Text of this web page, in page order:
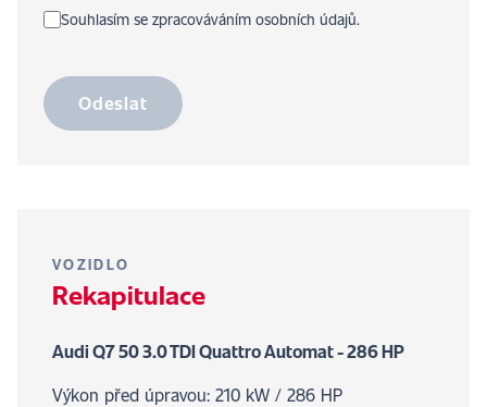
Souhlasím se zpracováváním osobních údajů.
Odeslat
VOZIDLO
Rekapitulace
Audi Q7 50 3.0 TDI Quattro Automat - 286 HP
Výkon před úpravou: 210 kW / 286 HP